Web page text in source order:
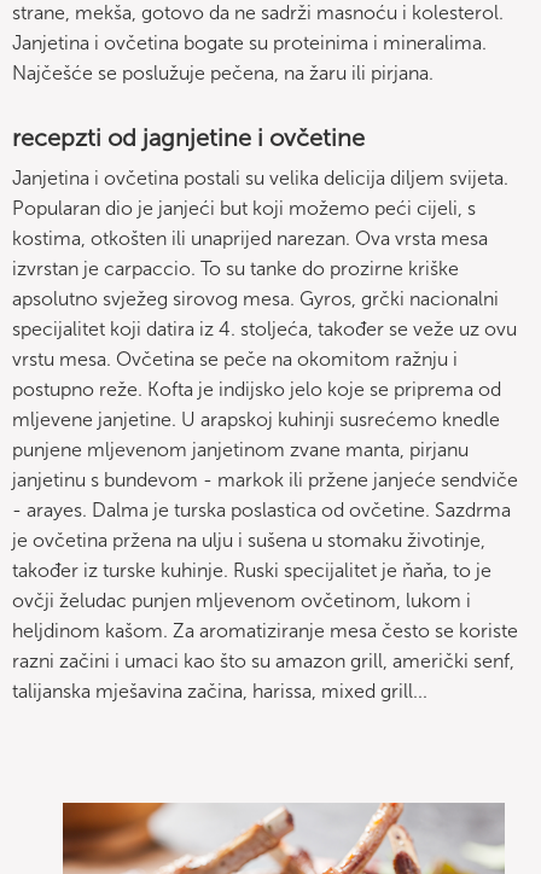
strane, mekša, gotovo da ne sadrži masnoću i kolesterol.
Janjetina i ovčetina bogate su proteinima i mineralima.
Najčešće se poslužuje pečena, na žaru ili pirjana.
recepzti od jagnjetine i ovčetine
Janjetina i ovčetina postali su velika delicija diljem svijeta.
Popularan dio je janjeći but koji možemo peći cijeli, s
kostima, otkošten ili unaprijed narezan. Ova vrsta mesa
izvrstan je carpaccio. To su tanke do prozirne kriške
apsolutno svježeg sirovog mesa. Gyros, grčki nacionalni
specijalitet koji datira iz 4. stoljeća, također se veže uz ovu
vrstu mesa. Ovčetina se peče na okomitom ražnju i
postupno reže. Kofta je indijsko jelo koje se priprema od
mljevene janjetine. U arapskoj kuhinji susrećemo knedle
punjene mljevenom janjetinom zvane manta, pirjanu
janjetinu s bundevom - markok ili pržene janjeće sendviče
- arayes. Dalma je turska poslastica od ovčetine. Sazdrma
je ovčetina pržena na ulju i sušena u stomaku životinje,
također iz turske kuhinje. Ruski specijalitet je ňaňa, to je
ovčji želudac punjen mljevenom ovčetinom, lukom i
heljdinom kašom. Za aromatiziranje mesa često se koriste
razni začini i umaci kao što su amazon grill, američki senf,
talijanska mješavina začina, harissa, mixed grill...